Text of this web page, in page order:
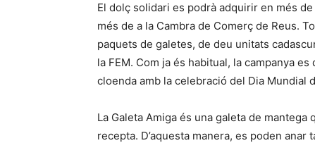
El dolç solidari es podrà adquirir en més
més de a la Cambra de Comerç de Reus.
paquets de galetes, de deu unitats
la FEM. Com ja és habitual, la campanya
cloenda amb la celebració del Dia Mundial
La Galeta Amiga és una galeta de
recepta. D’aquesta manera, es poden